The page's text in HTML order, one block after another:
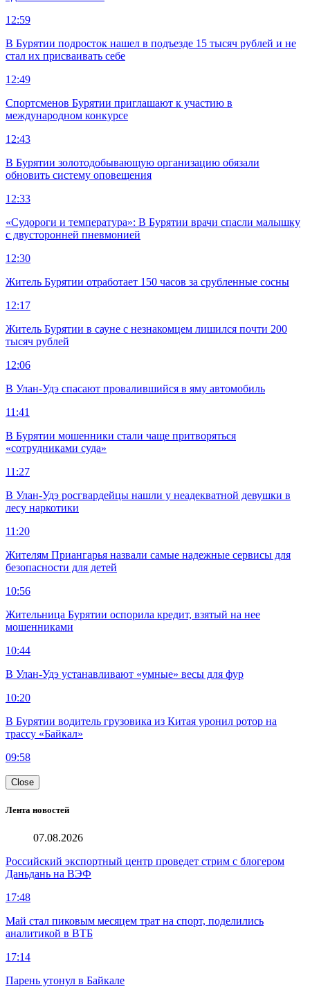
12:59
В Бурятии подросток нашел в подъезде 15 тысяч рублей и не
стал их присваивать себе
12:49
Спортсменов Бурятии приглашают к участию в
международном конкурсе
12:43
В Бурятии золотодобывающую организацию обязали
обновить систему оповещения
12:33
«Судороги и температура»: В Бурятии врачи спасли малышку
с двусторонней пневмонией
12:30
Житель Бурятии отработает 150 часов за срубленные сосны
12:17
Житель Бурятии в сауне с незнакомцем лишился почти 200
тысяч рублей
12:06
В Улан-Удэ спасают провалившийся в яму автомобиль
11:41
В Бурятии мошенники стали чаще притворяться
«сотрудниками суда»
11:27
В Улан-Удэ росгвардейцы нашли у неадекватной девушки в
лесу наркотики
11:20
Жителям Приангарья назвали самые надежные сервисы для
безопасности для детей
10:56
Жительница Бурятии оспорила кредит, взятый на нее
мошенниками
10:44
В Улан-Удэ устанавливают «умные» весы для фур
10:20
В Бурятии водитель грузовика из Китая уронил ротор на
трассу «Байкал»
09:58
Close
Лента новостей
07.08.2026
Российский экспортный центр проведет стрим с блогером
Даньдань на ВЭФ
17:48
Май стал пиковым месяцем трат на спорт, поделились
аналитикой в ВТБ
17:14
Парень утонул в Байкале